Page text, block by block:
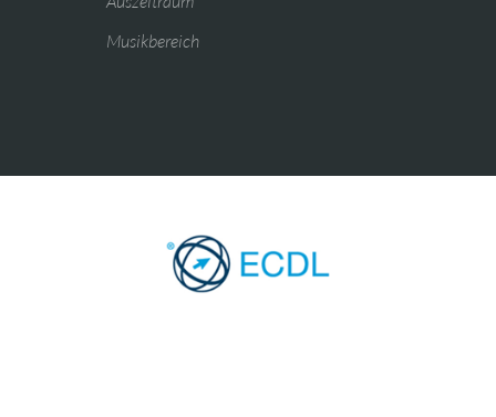
Musikbereich